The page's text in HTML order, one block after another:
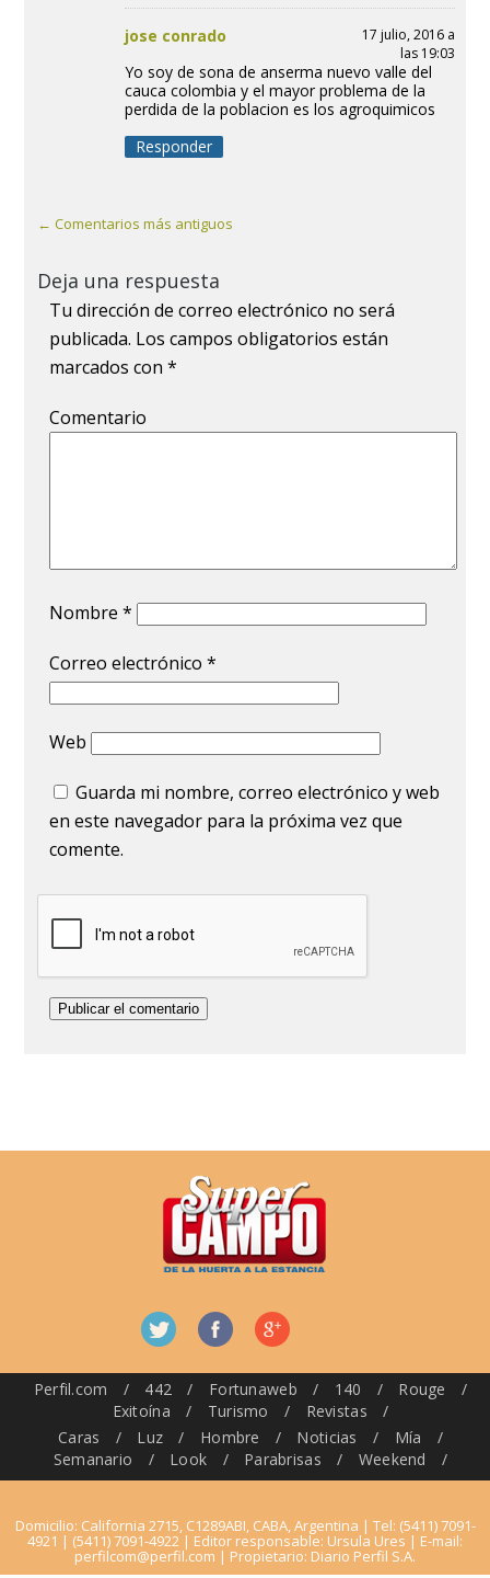
jose conrado
17 julio, 2016 a
las 19:03
Yo soy de sona de anserma nuevo valle del
cauca colombia y el mayor problema de la
perdida de la poblacion es los agroquimicos
Responder
← Comentarios más antiguos
Deja una respuesta
Tu dirección de correo electrónico no será
publicada. Los campos obligatorios están
marcados con*
Comentario
Nombre*
Correo electrónico*
Web
Guarda mi nombre, correo electrónico y web
en este navegador para la próxima vez que
comente.
Perfil.com / 442 / Fortunaweb / 140 / Rouge
/
Exitoína
/ Turismo / Revistas
/
Caras
/ Luz / Hombre / Noticias / Mía
/
Semanario
/ Look / Parabrisas / Weekend /
Domicilio: California 2715, C1289ABI, CABA, Argentina | Tel: (5411) 7091-
4921 | (5411) 7091-4922 | Editor responsable: Ursula Ures | E-mail:
perfilcom@perfil.com | Propietario: Diario Perfil S.A.